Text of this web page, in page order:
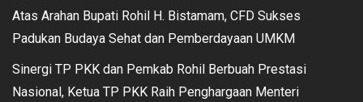
Atas Arahan Bupati Rohil H. Bistamam, CFD Sukses
Padukan Budaya Sehat dan Pemberdayaan UMKM
Sinergi TP PKK dan Pemkab Rohil Berbuah Prestasi
Nasional, Ketua TP PKK Raih Penghargaan Menteri